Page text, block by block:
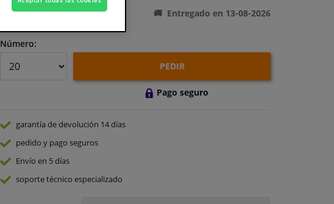
Entregado en 13-08-2026
Número:
PEDIR
Pago seguro
garantía de devolución 14 días
pedido y pago seguros
Envío en 5 días
soporte técnico especializado